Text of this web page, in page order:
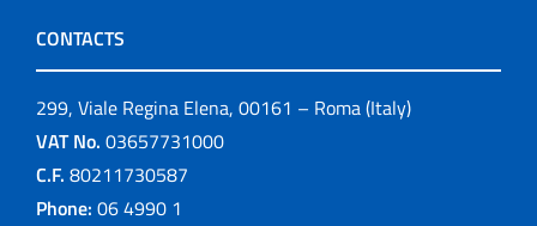
CONTACTS
299, Viale Regina Elena, 00161 – Roma (Italy)
VAT No. 03657731000
C.F. 80211730587
Phone: 06 4990 1